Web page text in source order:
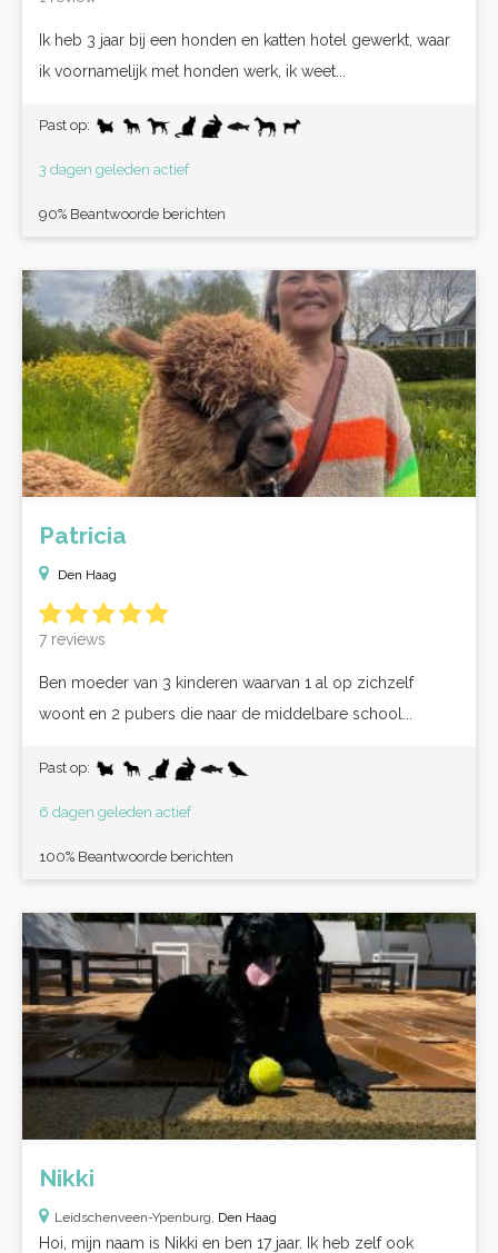
Ik heb 3 jaar bij een honden en katten hotel gewerkt, waar
ik voornamelijk met honden werk, ik weet...
Past op:
3 dagen geleden actief
90% Beantwoorde berichten
Patricia
Den Haag
7 reviews
Ben moeder van 3 kinderen waarvan 1 al op zichzelf
woont en 2 pubers die naar de middelbare school...
Past op:
6 dagen geleden actief
100% Beantwoorde berichten
Nikki
Leidschenveen-Ypenburg, Den Haag
Hoi, mijn naam is Nikki en ben 17 jaar. Ik heb zelf ook